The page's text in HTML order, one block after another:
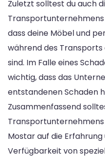
Zuletzt solltest du auch
dass deine Möbel und
während des
sind. Im Falle eines
wichtig, dass das
entstandenen Schaden
Zusammenfassend
Mostar auf die
Verfügbarkeit von